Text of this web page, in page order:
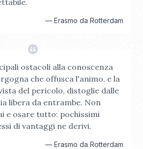
— Erasmo da Rotterdam
ostacoli alla conoscenza
che offusca l'animo, e la
del pericolo, distoglie dalle
libera da entrambe. Non
e osare tutto: pochissimi
di vantaggi ne derivi.
— Erasmo da Rotterdam